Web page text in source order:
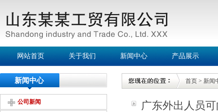
网站首页 关于我们 新闻中心 产品展示
新闻中心
公司新闻
首页 > 新闻
广东外出人员